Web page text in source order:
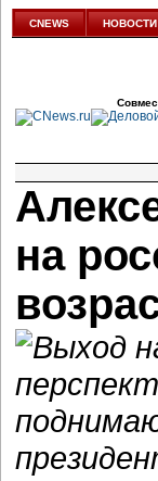
аналитике
CNEWS НОВОСТИ
на
Выход